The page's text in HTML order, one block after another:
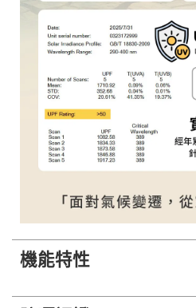
機能特性